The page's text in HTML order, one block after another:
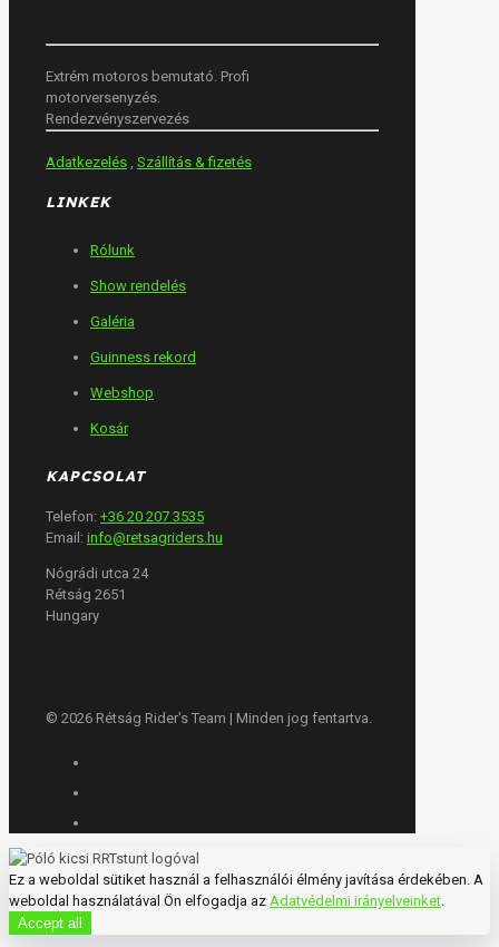
Extrém motoros bemutató. Profi
motorversenyzés.
Rendezvényszervezés
Adatkezelés , Szállítás & fizetés
LINKEK
Rólunk
Show rendelés
Galéria
Guinness rekord
Webshop
Kosár
KAPCSOLAT
Telefon: +36 20 207 3535
Email: info@retsagriders.hu
Nógrádi utca 24
Rétság 2651
Hungary
© 2026 Rétság Rider's Team | Minden jog fentartva.
Ez a weboldal sütiket használ a felhasználói élmény javítása érdekében. A
weboldal használatával Ön elfogadja az Adatvédelmi irányelveinket.
Accept all